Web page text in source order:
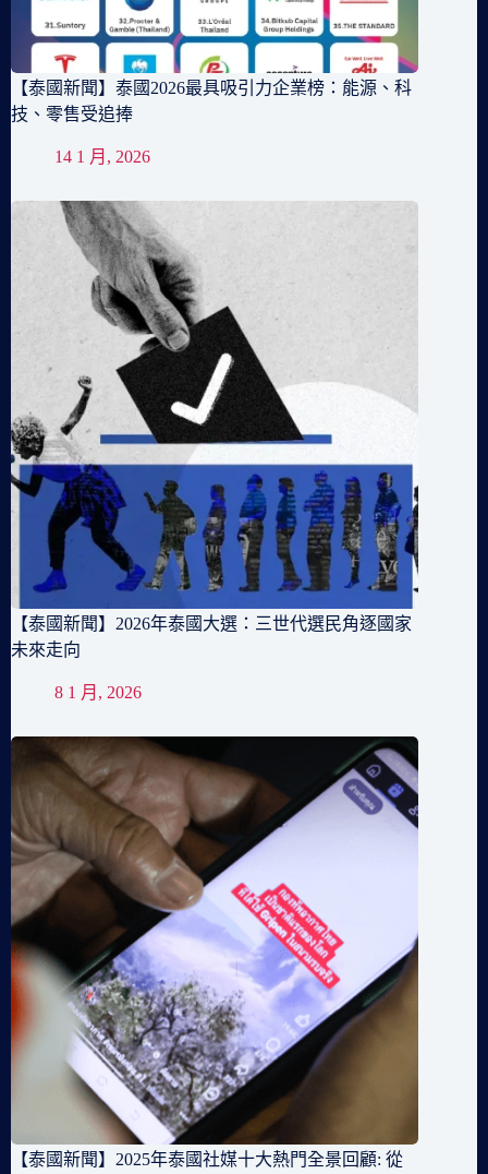
【泰國新聞】泰國2026最具吸引力企業榜：能源、科
技、零售受追捧
14 1 月, 2026
【泰國新聞】2026年泰國大選：三世代選民角逐國家
未來走向
8 1 月, 2026
【泰國新聞】2025年泰國社媒十大熱門全景回顧: 從